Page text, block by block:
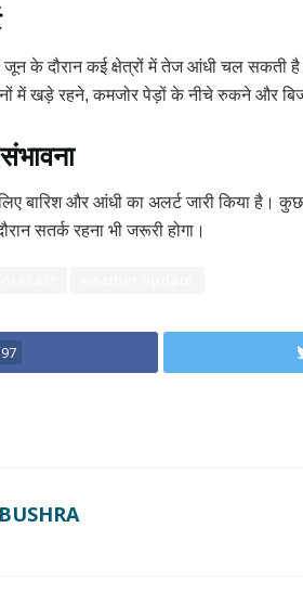
जून के दौरान कई क्षेत्रों में तेज आंधी चल
में खड़े रहने, कमजोर पेड़ों के नीचे रुकने और
बारिश और आंधी का अलर्ट जारी किया है।
सतर्क रहना भी जरूरी होगा।